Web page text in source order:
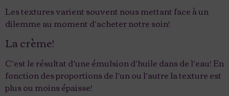
Les textures varient souvent nous mettant face à un
dilemme au moment d’acheter notre soin!
La crème!
C’est le résultat d’une émulsion d’huile dans de l’eau! En
fonction des proportions de l’un ou l’autre la texture est
plus ou moins épaisse!